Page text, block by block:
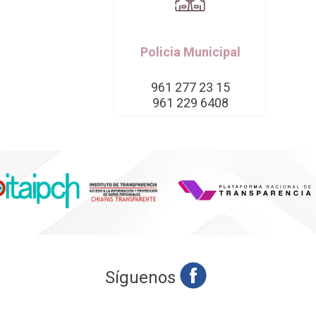
Policia Municipal
961 277 23 15
961 229 6408
Síguenos